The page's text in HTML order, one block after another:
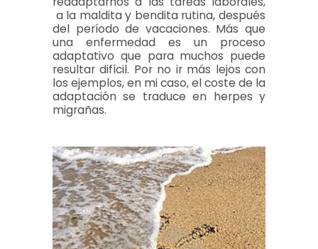
a la maldita y bendita rutina, después
del período de vacaciones. Más que
una enfermedad es un proceso
adaptativo que para muchos puede
resultar difícil. Por no ir más lejos con
los ejemplos, en mi caso, el coste de la
adaptación se traduce en herpes y
migrañas.